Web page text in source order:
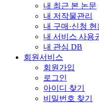
내 최근 본 논문
내 저작물관리
내 구매·신청 현
내 서비스 사용
내 관심 DB
회원서비스
회원가입
로그인
아이디 찾기
비밀번호 찾기